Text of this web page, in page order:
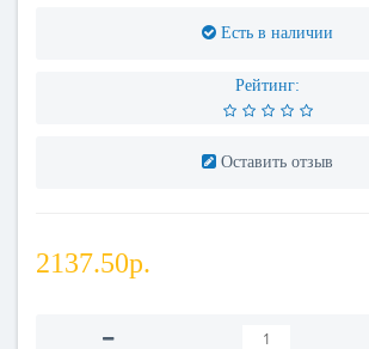
Есть в наличии
Рейтинг:
Оставить отзыв
2137.50р.